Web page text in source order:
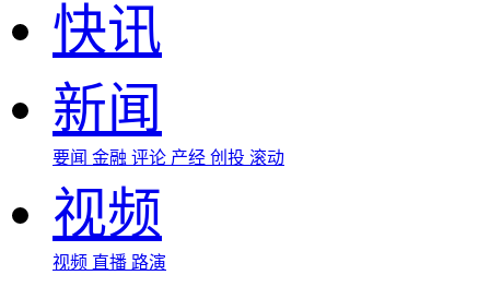
快讯
新闻
要闻 金融 评论 产经 创投 滚动
视频
视频 直播 路演